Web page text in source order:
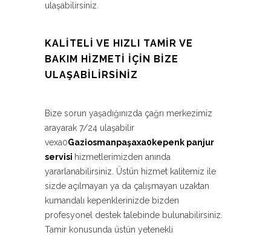
ulaşabilirsiniz.
KALITELI VE HIZLI TAMIR VE
BAKIM HIZMETI İÇIN BIZE
ULAŞABILIRSINIZ
Bize sorun yaşadığınızda çağrı merkezimiz
arayarak 7/24 ulaşabilir
vexa0Gaziosmanpaşaxa0kepenk panjur
servisi hizmetlerimizden anında
yararlanabilirsiniz. Üstün hizmet kalitemiz ile
sizde açılmayan ya da çalışmayan uzaktan
kumandalı kepenklerinizde bizden
profesyonel destek talebinde bulunabilirsiniz.
Tamir konusunda üstün yetenekli